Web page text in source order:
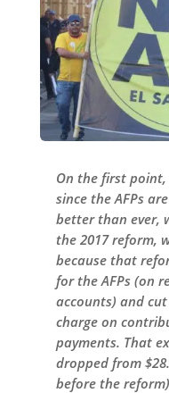
On the first
since the AFPs
better than ever,
the 2017 reform,
because that
for the AFPs (on
accounts) and
charge on
payments. That
dropped from
before the